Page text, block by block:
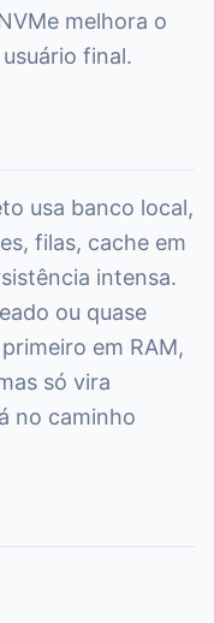
melhora o
final.
usa banco local,
filas, cache em
intensa.
ou quase
em RAM,
só vira
no caminho